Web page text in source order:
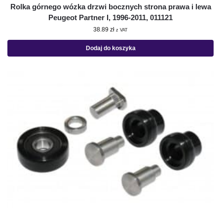
Rolka górnego wózka drzwi bocznych strona prawa i lewa
Peugeot Partner I, 1996-2011, 011121
38.89 zł z VAT
Dodaj do koszyka